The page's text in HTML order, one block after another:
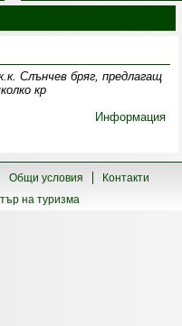
Слънчев бряг, предлагащ
кр
Информация
Общи условия
Контакти
на туризма